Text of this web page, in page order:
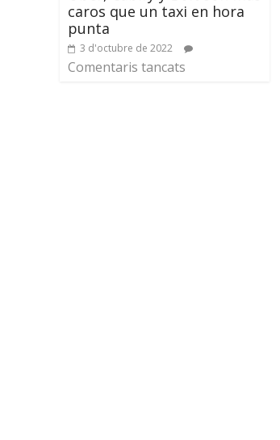
caros que un taxi en hora
punta
3 d'octubre de 2022
Comentaris tancats